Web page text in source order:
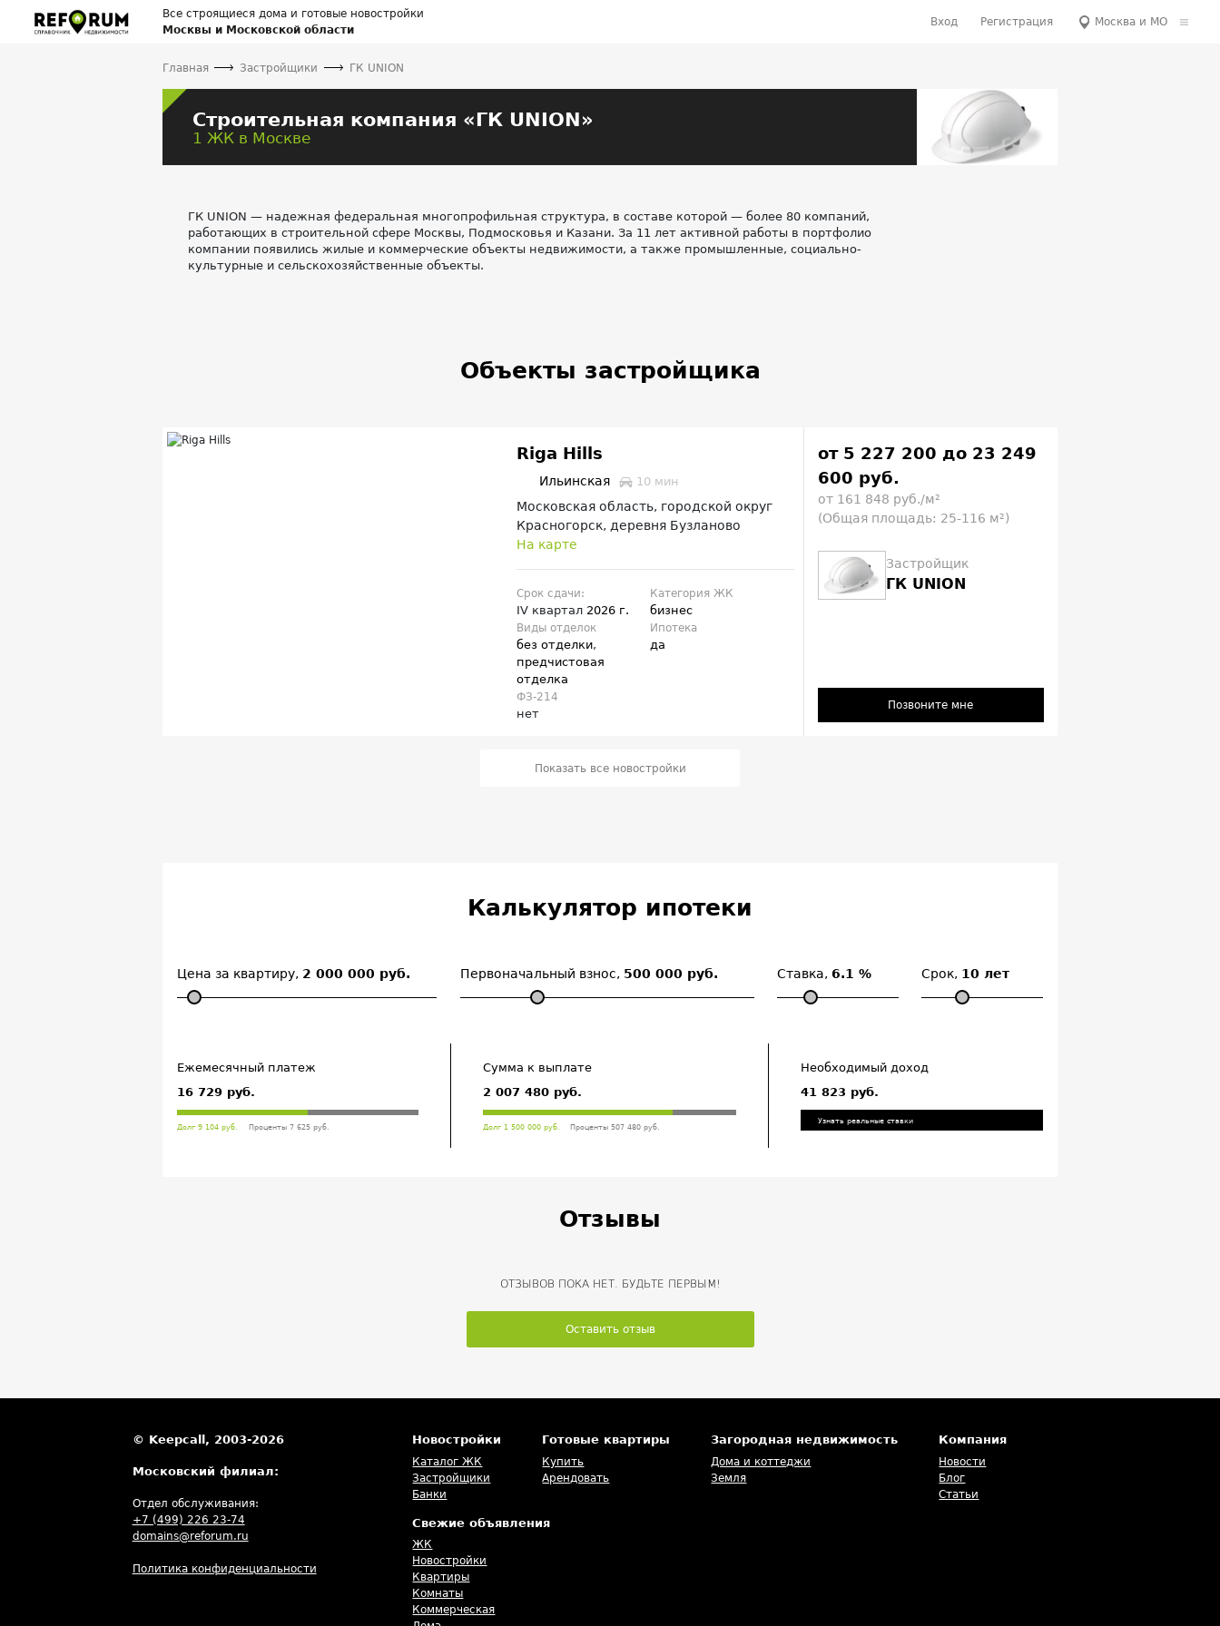
Все строящиеся дома и готовые новостройки
Москвы и Московской области
Вход Регистрация Москва и МО
Главная Застройщики ГК UNION
Строительная компания «ГК UNION»
1 ЖК в Москве
ГК UNION — надежная федеральная многопрофильная структура, в составе которой — более 80 компаний,
работающих в строительной сфере Москвы, Подмосковья и Казани. За 11 лет активной работы в портфолио
компании появились жилые и коммерческие объекты недвижимости, а также промышленные, социально-
культурные и сельскохозяйственные объекты.
Объекты застройщика
Riga Hills
Ильинская 10 мин
Московская область, городской округ
Красногорск, деревня Бузланово
На карте
Срок сдачи:
IV квартал 2026 г.
Категория ЖК
бизнес
Виды отделок
без отделки,
предчистовая
отделка
Ипотека
да
ФЗ-214
нет
от 5 227 200 до 23 249
600 руб.
от 161 848 руб./м²
(Общая площадь: 25-116 м²)
Застройщик
ГК UNION
Позвоните мне
Показать все новостройки
Калькулятор ипотеки
Цена за квартиру, 2 000 000 руб. Первоначальный взнос, 500 000 руб. Ставка,6.1 % Срок, 10 лет
Ежемесячный платеж
16 729 руб.
Долг 9 104 руб. Проценты 7 625 руб.
Сумма к выплате
2 007 480 руб.
Долг 1 500 000 руб. Проценты 507 480 руб.
Необходимый доход
41 823 руб.
Узнать реальные ставки
Отзывы
ОТЗЫВОВ ПОКА НЕТ. БУДЬТЕ ПЕРВЫМ!
Оставить отзыв
© Keepcall, 2003-2026
Московский филиал:
Отдел обслуживания:
+7 (499) 226 23-74
domains@reforum.ru
Политика конфиденциальности
Новостройки
Каталог ЖК
Застройщики
Банки
Готовые квартиры
Купить
Арендовать
Загородная недвижимость
Дома и коттеджи
Земля
Компания
Новости
Блог
Статьи
Свежие объявления
ЖК
Новостройки
Квартиры
Комнаты
Коммерческая